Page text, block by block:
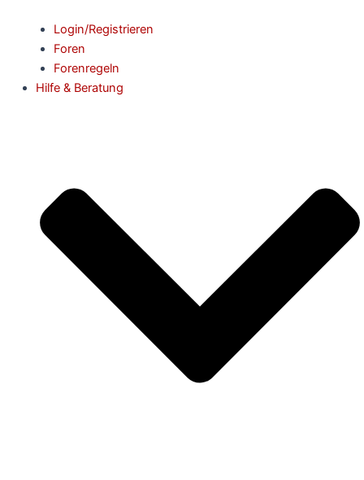
Login/Registrieren
Foren
Forenregeln
Hilfe & Beratung